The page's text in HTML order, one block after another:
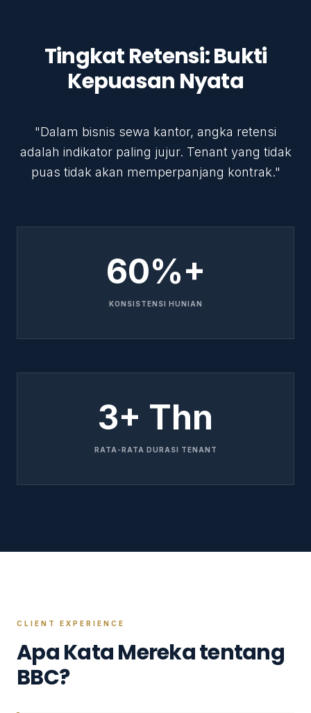
Tingkat Retensi: Bukti
Kepuasan Nyata
"Dalam bisnis sewa kantor, angka retensi
adalah indikator paling jujur. Tenant yang tidak
puas tidak akan memperpanjang kontrak."
60%+
KONSISTENSI HUNIAN
3+ Thn
RATA-RATA DURASI TENANT
CLIENT EXPERIENCE
Apa Kata Mereka tentang
BBC?